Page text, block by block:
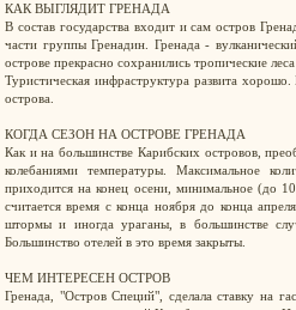
КАК ВЫГЛЯДИТ ГРЕНАДА
В состав государства входит и сам остров
части группы Гренадин. Гренада -
острове прекрасно сохранились тропические
Туристическая инфраструктура развита
острова.
КОГДА СЕЗОН НА ОСТРОВЕ ГРЕНАДА
Как и на большинстве Карибских островов,
колебаниями температуры. Максимальное
приходится на конец осени, минимальное (до
считается время с конца ноября до конца
штормы и иногда ураганы, в большинстве
Большинство отелей в это время закрыты.
ЧЕМ ИНТЕРЕСЕН ОСТРОВ
Гренада, "Остров Специй", сделала ставку на